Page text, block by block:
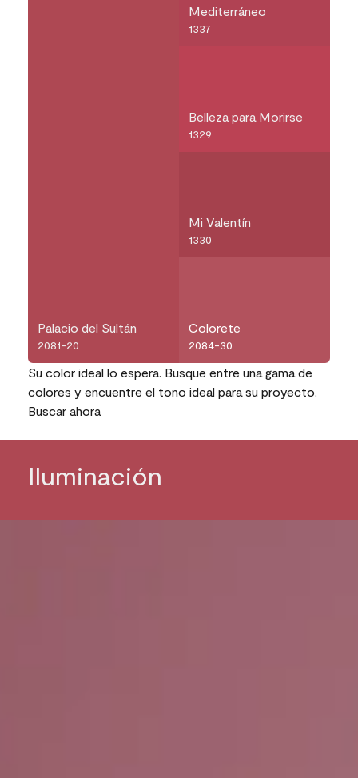
Palacio del Sultán
2081-20
Mediterráneo
1337
Belleza para Morirse
1329
Mi Valentín
1330
Colorete
2084-30
Su color ideal lo espera. Busque entre una gama de
colores y encuentre el tono ideal para su proyecto.
Buscar ahora
Iluminación